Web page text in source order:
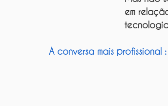
em
A conversa mais profissional